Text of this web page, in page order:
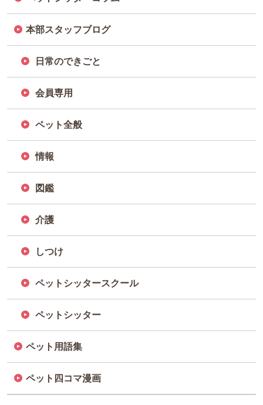
本部スタッフブログ
日常のできごと
会員専用
ペット全般
情報
図鑑
介護
しつけ
ペットシッタースクール
ペットシッター
ペット用語集
ペット四コマ漫画